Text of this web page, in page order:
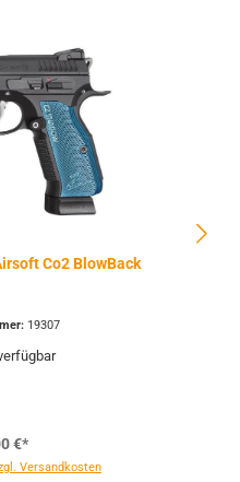
Co2 BlowBack
19307
€*
Versandkosten